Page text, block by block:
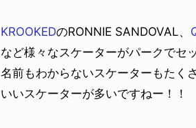
KROOKEDのRONNIE SANDOVAL、
など様々なスケーターがパークでセ
名前もわからないスケーターもたく
いいスケーターが多いですねー！！